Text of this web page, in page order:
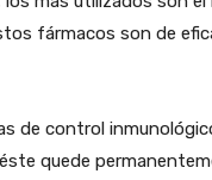
fármacos son de
de control
quede